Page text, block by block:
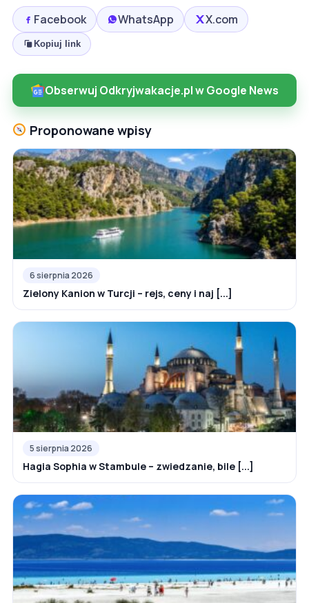
Facebook WhatsApp X.com
Kopiuj link
Obserwuj Odkryjwakacje.pl w Google News
Proponowane wpisy
6 sierpnia 2026
Zielony Kanion w Turcji – rejs, ceny i naj [...]
5 sierpnia 2026
Hagia Sophia w Stambule – zwiedzanie, bile [...]